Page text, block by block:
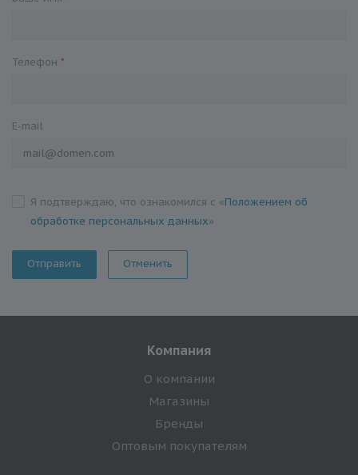
Телефон *
E-mail
Я подтверждаю, что ознакомился с «Положением об
обработке персональных данных»
Отменить
Компания
О компании
Магазины
Бренды
Оптовым покупателям